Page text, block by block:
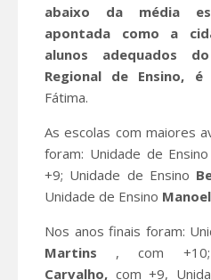
abaixo da média
apontada como a
alunos adequados
Regional de Ensino,
Fátima.
As escolas com maiores
foram: Unidade de Ensino
+9; Unidade de Ensino
Unidade de Ensino
Nos anos finais foram:
Martins , com +10;
Carvalho, com +9,